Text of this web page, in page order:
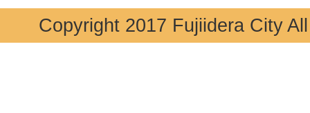
Copyright 2017 Fujiidera City